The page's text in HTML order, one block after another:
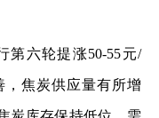
第六轮提涨50-55元/
焦炭供应量有所增